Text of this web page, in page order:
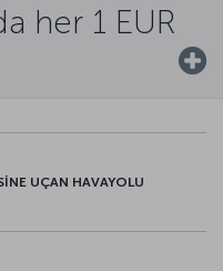
her 1 EUR
UÇAN HAVAYOLU